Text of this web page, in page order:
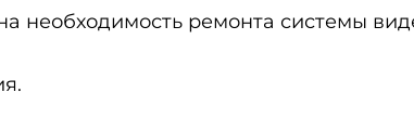
необходимость ремонта системы